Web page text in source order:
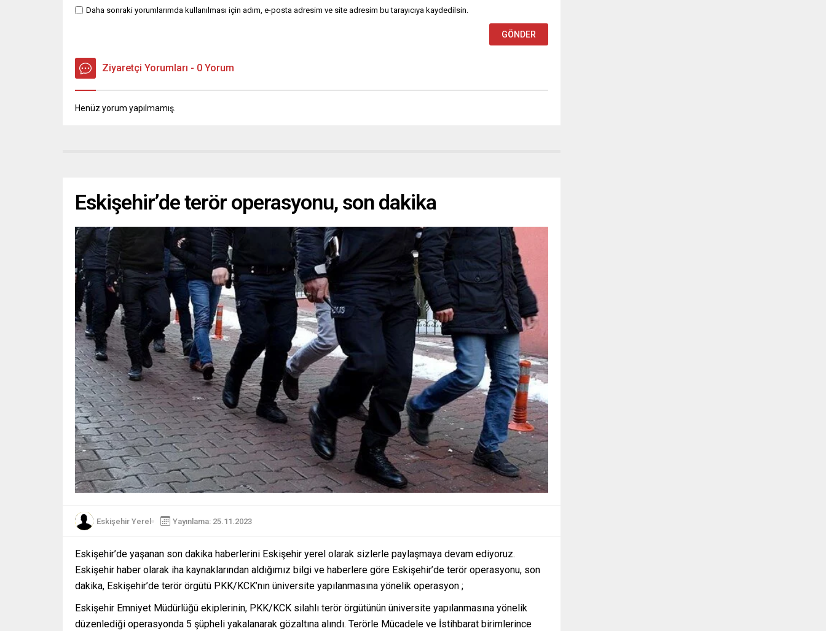
Daha sonraki yorumlarımda kullanılması için adım, e-posta adresim ve site adresim bu tarayıcıya kaydedilsin.
Ziyaretçi Yorumları - 0 Yorum
Henüz yorum yapılmamış.
Eskişehir’de terör operasyonu, son dakika
Eskişehir Yerel Yayınlama: 25.11.2023
Eskişehir’de yaşanan son dakika haberlerini Eskişehir yerel olarak sizlerle paylaşmaya devam ediyoruz.
Eskişehir haber olarak iha kaynaklarından aldığımız bilgi ve haberlere göre Eskişehir’de terör operasyonu, son
dakika, Eskişehir’de terör örgütü PKK/KCK’nın üniversite yapılanmasına yönelik operasyon ;
Eskişehir Emniyet Müdürlüğü ekiplerinin, PKK/KCK silahlı terör örgütünün üniversite yapılanmasına yönelik
düzenlediği operasyonda 5 şüpheli yakalanarak gözaltına alındı. Terörle Mücadele ve İstihbarat birimlerince